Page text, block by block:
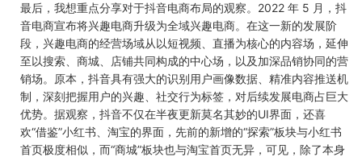
最后，我想重点分享对于抖音电商布局的观察。 2022 年 5 月，抖
音电商宣布将兴趣电商升级为全域兴趣电商。在这一新的发展阶
段，兴趣电商的经营场域从以短视频、直播为核心的内容场，延伸
至以搜索、商城、店铺共同构成的中心场，以及加深品销协同的营
销场。原本，抖音具有强大的识别用户画像数据、精准内容推送机
制，深刻把握用户的兴趣、社交行为标签，对后续发展电商占巨大
优势。据观察，抖音不仅在半夜更新莫名其妙的UI界面，还喜
欢“借鉴”小红书、淘宝的界面，先前的新增的“探索”板块与小红书
首页极度相似，而“商城”板块也与淘宝首页无异，可见，除了本身